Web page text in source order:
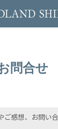
問合せ
ご感想、お問い